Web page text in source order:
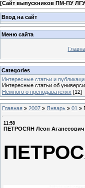
[Сайт выпускников ПМ-ПУ ЛГУ
Вход на сайт
Меню сайта
Categories
Интересные статьи и
Интересные статьи об
Немного о преподавателях [12]
Главная » 2007 » Январь » 01 »
11:58
ПЕТРОСЯН Леон Аганесович